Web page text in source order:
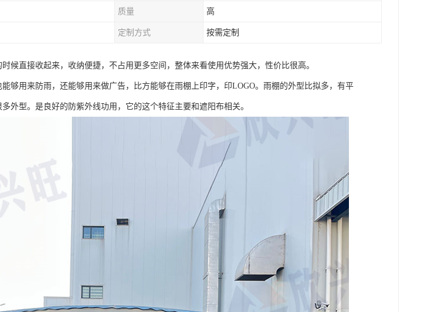
质量 高
定制方式 按需定制
候直接收起来，收纳便捷，不占用更多空间，整体来看使用优势强大，性价比很高。
够用来防雨，还能够用来做广告，比方能够在雨棚上印字，印LOGO。雨棚的外型比拟多，有平
外型。是良好的防紫外线功用，它的这个特征主要和遮阳布相关。